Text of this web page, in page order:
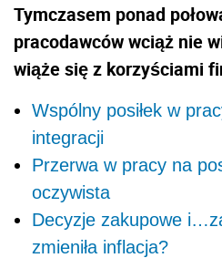
Tymczasem ponad
pracodawców wciąż nie
wiąże się z korzyściami
Wspólny posiłek w
integracji
Przerwa w pracy na
oczywista
Decyzje zakupowe
zmieniła inflacja?